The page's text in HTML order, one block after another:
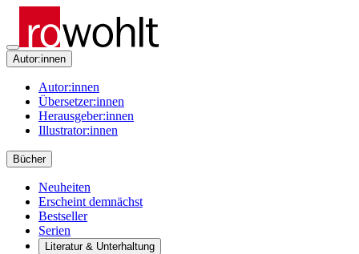
Autor:innen
Autor:innen
Übersetzer:innen
Herausgeber:innen
Illustrator:innen
Bücher
Neuheiten
Erscheint demnächst
Bestseller
Serien
Literatur & Unterhaltung